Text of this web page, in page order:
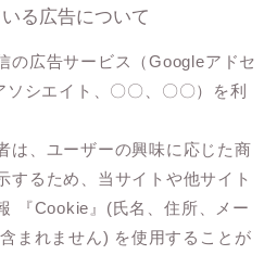
る広告について
の広告サービス（Googleアドセ
シエイト、〇〇、〇〇）を利
は、ユーザーの興味に応じた商
するため、当サイトや他サイト
『Cookie』(氏名、住所、メー
まれません) を使用することが